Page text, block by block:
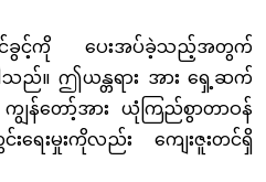
ခွင့်ကို ပေးအပ်ခဲ့သည့်အတွက်
ါသည်။ ဤယန္တရား အား ရှေ့ဆက်
ျွန်တော့်အား ယုံကြည်စွာတာဝန်
းမှုးကိုလည်း ကျေးဇူးတင်ရှိ